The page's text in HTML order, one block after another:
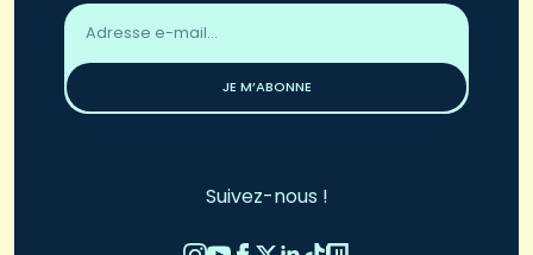
Adresse
email
JE M’ABONNE
Suivez-nous !